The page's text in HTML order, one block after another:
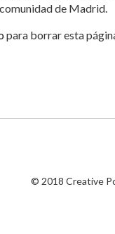
de Madrid.
para borrar esta
© 2018 Creative